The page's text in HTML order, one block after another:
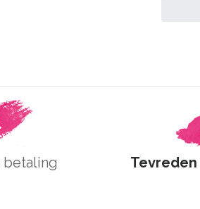
betaling Tevreden